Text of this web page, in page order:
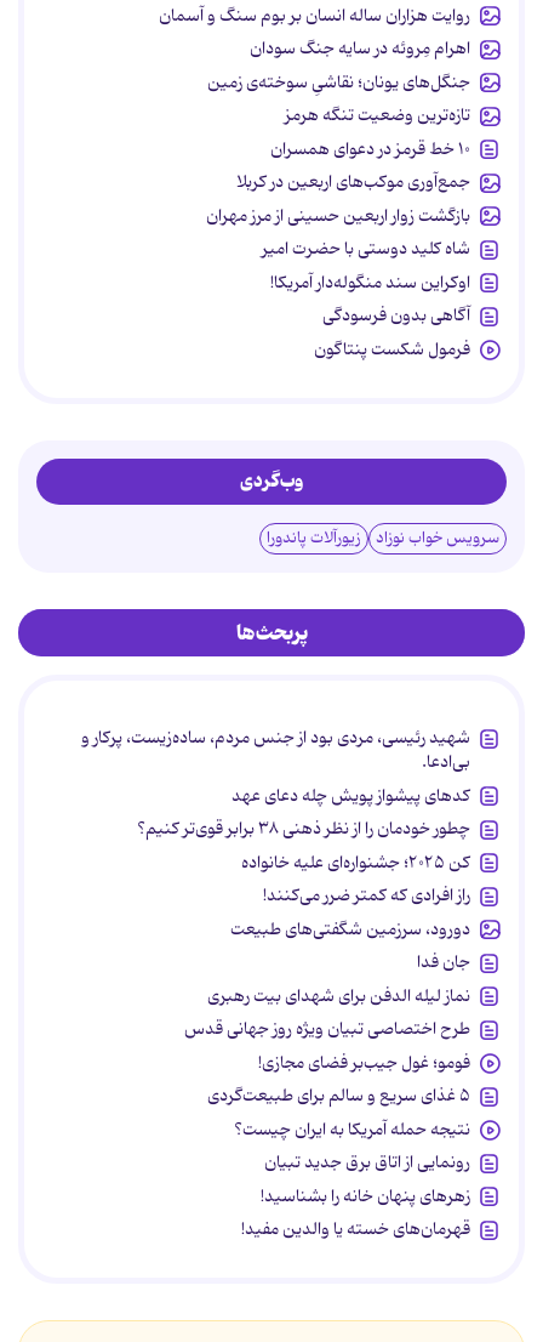
روایت هزاران ساله انسان بر بوم سنگ و آسمان
اهرام مِروئه در سایه جنگ سودان
جنگل‌های یونان؛ نقاشیِ سوخته‌ی زمین
تازه‌ترین وضعیت تنگه هرمز
۱۰ خط قرمز در دعوای همسران
جمع‌آوری موکب‌های اربعین در کربلا
بازگشت زوار اربعین حسینی از مرز مهران
شاه کلید دوستی با حضرت امیر
اوکراین سند منگوله‌دار آمریکا!
آگاهی بدون فرسودگی
فرمول شکست پنتاگون
وب‌گردی
سرویس خواب نوزاد زیورآلات پاندورا
پربحث‌ها
شهید رئیسی، مردی بود از جنس مردم، ساده‌زیست، پرکار و
بی‌ادعا.
کدهای پیشواز پویش چله دعای عهد
چطور خودمان را از نظر ذهنی ۳۸ برابر قوی‌تر کنیم؟
کن ۲۰۲۵؛ جشنواره‌ای علیه خانواده
راز افرادی که کمتر ضرر می‌کنند!
دورود، سرزمین شگفتی‌های طبیعت
جان فدا
نماز لیله الدفن برای شهدای بیت رهبری
طرح اختصاصی تبیان ویژه روز جهانی قدس
فومو؛ غول جیب‌بر فضای مجازی!
۵ غذای سریع و سالم برای طبیعت‌گردی
نتیجه حمله آمریکا به ایران چیست؟
رونمایی از اتاق برق جدید تبیان
زهرهای پنهان خانه را بشناسید!
قهرمان‌های خسته یا والدین مفید!